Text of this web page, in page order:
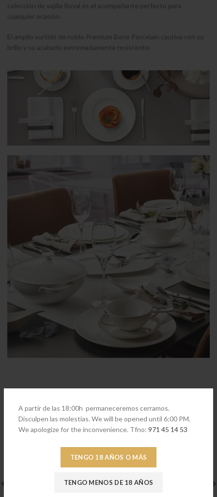
A partir de las 18:00h permaneceremos cerramos.
Disculpen las molestias. We will be opened until 6:00 PM.
We apologize for the inconvenience. Tfno: 971 45 14 53
TENGO 18 AÑOS O MÁS
TENGO MENOS DE 18 AÑOS
colección de vajilla Royal es el acompañante perfecto para
cualquier ocasión.
El amplio surtido de noble Premium Bone Porcelain cautiva con su
brillo y su acabado extremadamente resistente.